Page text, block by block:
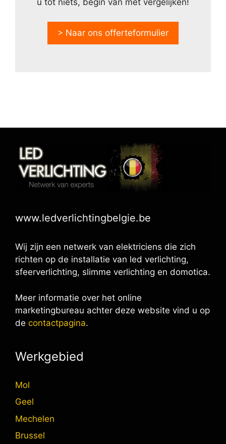
u tot niets, begin van met vergelijken!
> Naar ons offerteformulier
www.ledverlichtingbelgie.be
Wij zijn een netwerk van elektriciens die zich
richten op de installatie van led verlichting,
sfeerverlichting, slimme verlichting en domotica.
Meer informatie over het online
marketingbureau achter deze website vind u op
de contactpagina.
Werkgebied
Mol
Geel
Mechelen
Brussel